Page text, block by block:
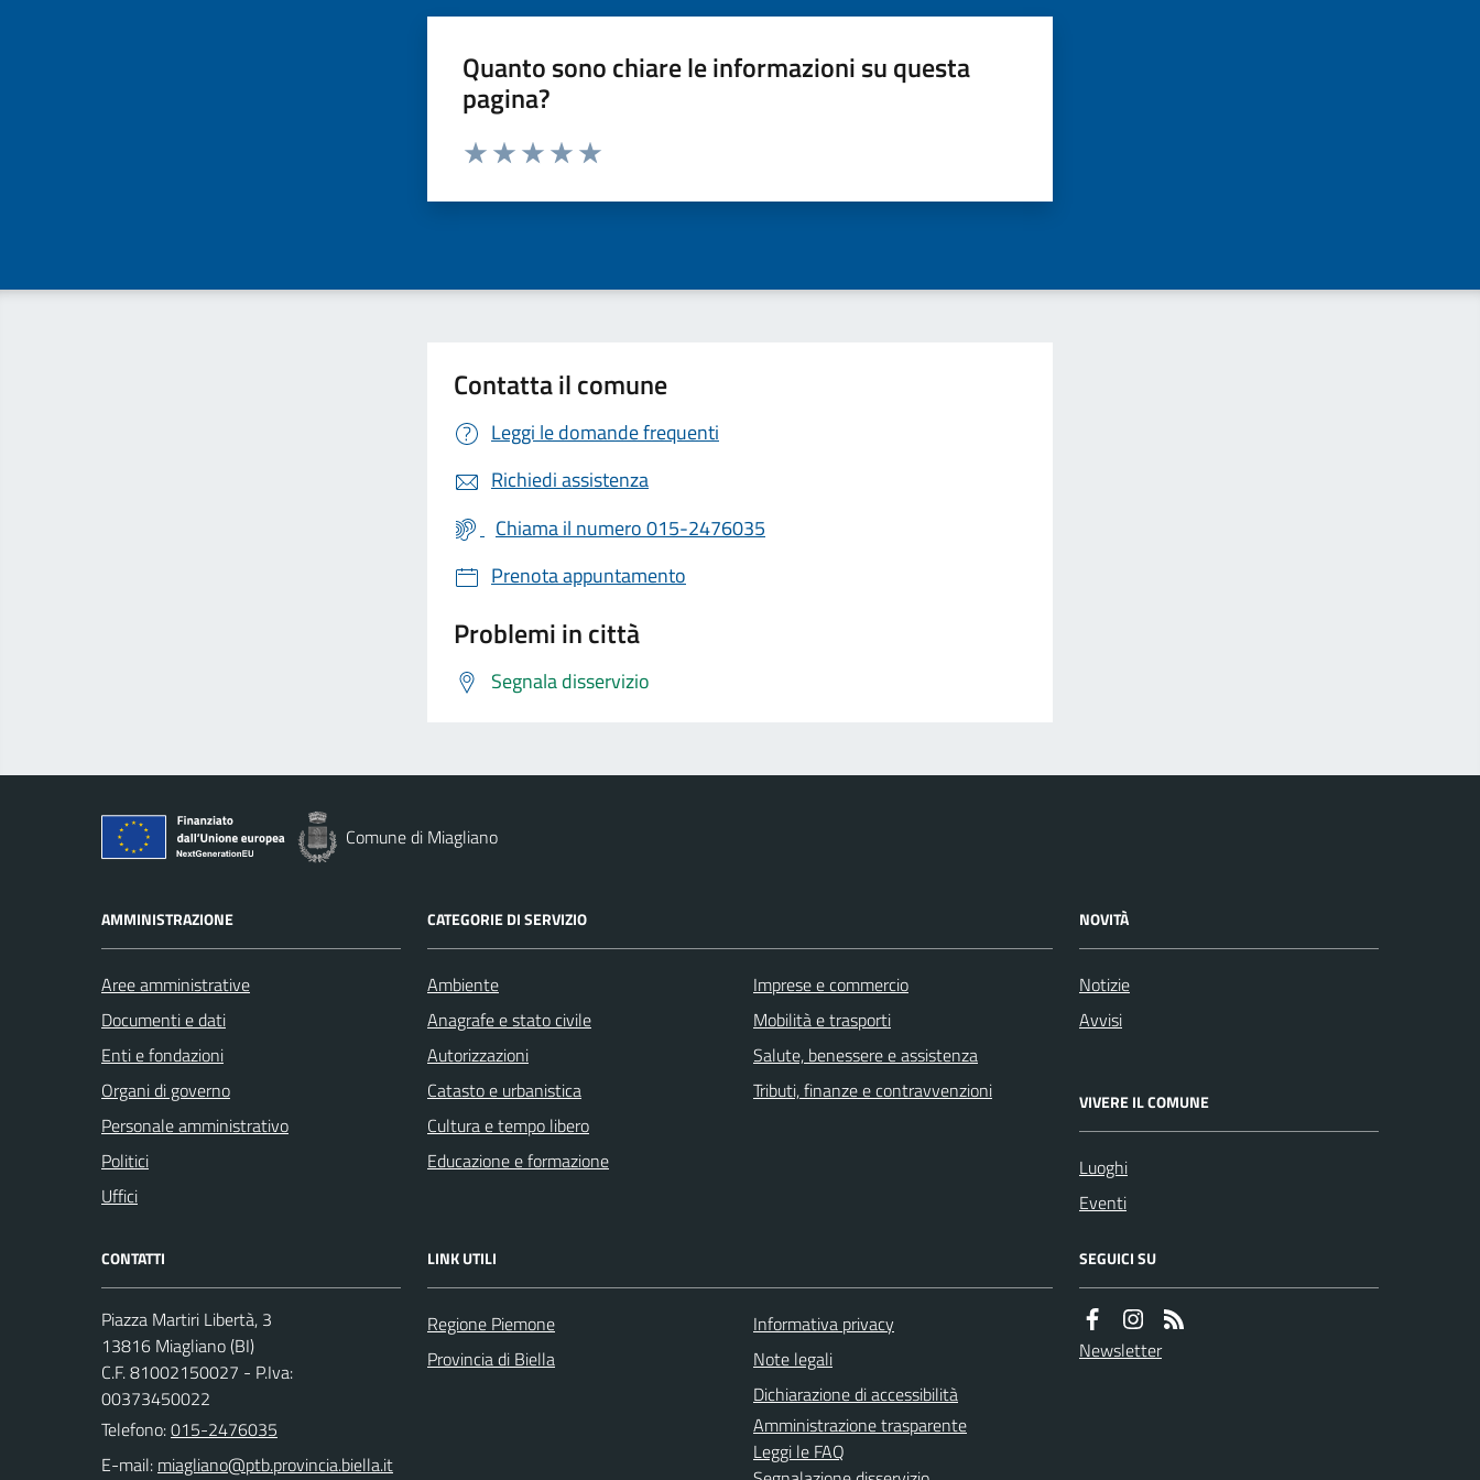
Quanto sono chiare le informazioni su questa
pagina?
Valuta da 1 a 5 stelle la pagina
Contatta il comune
Leggi le domande frequenti
Richiedi assistenza
Chiama il numero 015-2476035
Prenota appuntamento
Problemi in città
Segnala disservizio
Comune di Miagliano
AMMINISTRAZIONE
Aree amministrative
Documenti e dati
Enti e fondazioni
Organi di governo
Personale amministrativo
Politici
Uffici
CATEGORIE DI SERVIZIO
Ambiente
Anagrafe e stato civile
Autorizzazioni
Catasto e urbanistica
Cultura e tempo libero
Educazione e formazione
Imprese e commercio
Mobilità e trasporti
Salute, benessere e assistenza
Tributi, finanze e contravvenzioni
NOVITÀ
Notizie
Avvisi
VIVERE IL COMUNE
Luoghi
Eventi
CONTATTI
Piazza Martiri Libertà, 3
13816 Miagliano (BI)
C.F. 81002150027 - P.Iva:
00373450022
Telefono:015-2476035
E-mail:
LINK UTILI
Regione Piemone
Provincia di Biella
Informativa privacy
Note legali
Dichiarazione di accessibilità
Amministrazione trasparente
Leggi le FAQ
SEGUICI SU
Newsletter